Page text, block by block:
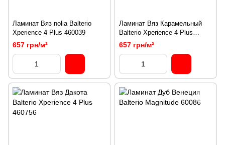
Ламинат Вяз nolia Balterio
Xperience 4 Plus 460039
657 грн/м²
Ламинат Вяз Карамельный
Balterio Xperience 4 Plus
460755
657 грн/м²